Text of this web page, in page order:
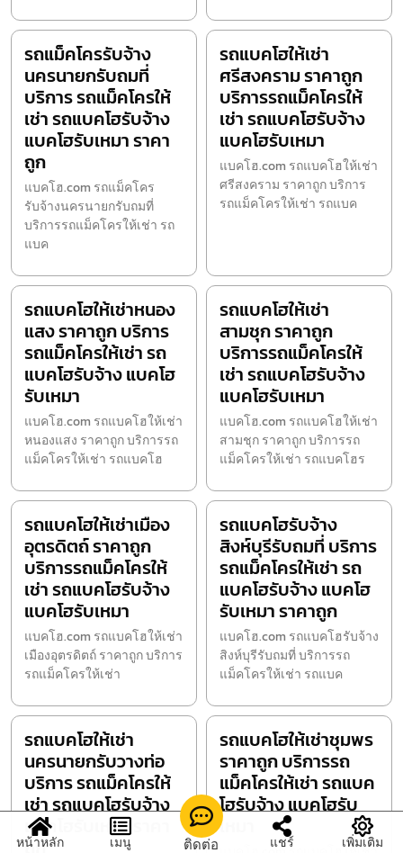
รถแม็คโครรับจ้าง
นครนายกรับถมที่
บริการ รถแม็คโครให้
เช่า รถแบคโฮรับจ้าง
แบคโฮรับเหมา ราคา
ถูก
แบคโฮ.com รถแม็คโคร
รับจ้างนครนายกรับถมที่
บริการรถแม็คโครให้เช่า รถ
แบค
รถแบคโฮให้เช่า
ศรีสงคราม ราคาถูก
บริการรถแม็คโครให้
เช่า รถแบคโฮรับจ้าง
แบคโฮรับเหมา
แบคโฮ.com รถแบคโฮให้เช่า
ศรีสงคราม ราคาถูก บริการ
รถแม็คโครให้เช่า รถแบค
รถแบคโฮให้เช่าหนอง
แสง ราคาถูก บริการ
รถแม็คโครให้เช่า รถ
แบคโฮรับจ้าง แบคโฮ
รับเหมา
แบคโฮ.com รถแบคโฮให้เช่า
หนองแสง ราคาถูก บริการรถ
แม็คโครให้เช่า รถแบคโฮ
รถแบคโฮให้เช่า
สามชุก ราคาถูก
บริการรถแม็คโครให้
เช่า รถแบคโฮรับจ้าง
แบคโฮรับเหมา
แบคโฮ.com รถแบคโฮให้เช่า
สามชุก ราคาถูก บริการรถ
แม็คโครให้เช่า รถแบคโฮร
รถแบคโฮให้เช่าเมือง
อุตรดิตถ์ ราคาถูก
บริการรถแม็คโครให้
เช่า รถแบคโฮรับจ้าง
แบคโฮรับเหมา
แบคโฮ.com รถแบคโฮให้เช่า
เมืองอุตรดิตถ์ ราคาถูก บริการ
รถแม็คโครให้เช่า
รถแบคโฮรับจ้าง
สิงห์บุรีรับถมที่ บริการ
รถแม็คโครให้เช่า รถ
แบคโฮรับจ้าง แบคโฮ
รับเหมา ราคาถูก
แบคโฮ.com รถแบคโฮรับจ้าง
สิงห์บุรีรับถมที่ บริการรถ
แม็คโครให้เช่า รถแบค
รถแบคโฮให้เช่า
นครนายกรับวางท่อ
บริการ รถแม็คโครให้
เช่า รถแบคโฮรับจ้าง
แบคโฮรับเหมา ราคา
รถแบคโฮให้เช่าชุมพร
ราคาถูก บริการรถ
แม็คโครให้เช่า รถแบค
โฮรับจ้าง แบคโฮรับ
เหมา
หน้าหลัก เมนู ติดต่อ แชร์ เพิ่มเติม